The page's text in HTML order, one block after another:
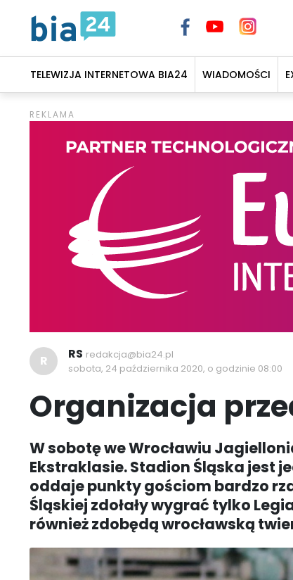
TELEWIZJA INTERNETOWA BIA24 WIADOMOŚCI
R RS redakcja@bia24.pl
sobota, 24 października 2020, o godzinie 08:00
Organizacja
W sobotę we Wrocławiu
Ekstraklasie. Stadion Śląska jest
oddaje punkty gościom bardzo
Śląskiej zdołały wygrać tylko
również zdobędą wrocławską